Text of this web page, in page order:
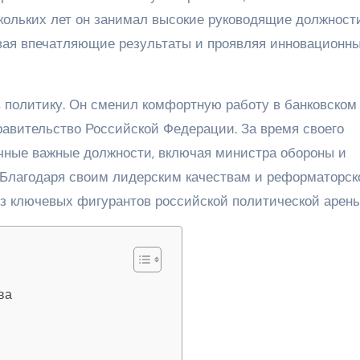
лет он занимал высокие руководящие
впечатляющие результаты и проявляя
Он сменил комфортную работу в банковском
Российской Федерации. За время своего
важные должности, включая министра обороны и
своим лидерским качествам и
ключевых фигурантов российской политической